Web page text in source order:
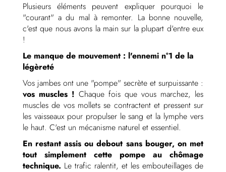
Plusieurs éléments peuvent expliquer pourquoi le
"courant" a du mal à remonter. La bonne nouvelle,
c'est que nous avons la main sur la plupart d'entre eux
!
Le manque de mouvement : l'ennemi n°1 de la
légèreté
Vos jambes ont une "pompe" secrète et surpuissante :
vos muscles ! Chaque fois que vous marchez, les
muscles de vos mollets se contractent et pressent sur
les vaisseaux pour propulser le sang et la lymphe vers
le haut. C'est un mécanisme naturel et essentiel.
En restant assis ou debout sans bouger, on met
tout simplement cette pompe au chômage
technique. Le trafic ralentit, et les embouteillages de